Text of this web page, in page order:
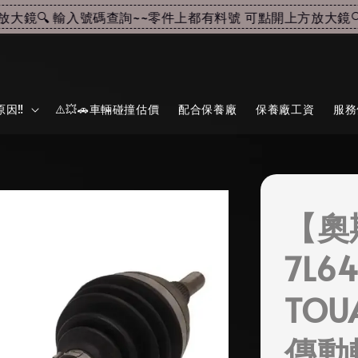
鏡🔍 輸入號碼查詢~~零件上都有料號 可點開上方放大鏡
因‼️ ⚠️💥🚗車輛碰撞估價 配合保養廠 保養廠工資 服
【